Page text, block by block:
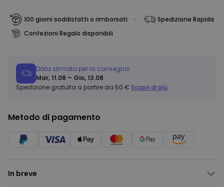
100 giorni soddisfatti o rimborsati
Spedizione Rapida
Confezioni Regalo disponibili
Data stimata per la consegna:
Mar, 11.08 – Gio, 13.08
Spedizione gratuita a partire da 50 € Scopri di più
Metodo di pagamento
In breve